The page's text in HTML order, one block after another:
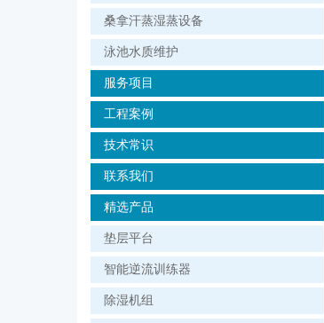
桑拿汗蒸湿蒸设备
泳池水质维护
服务项目
工程案例
技术常识
联系我们
精选产品
垫层平台
智能逆流训练器
除湿机组